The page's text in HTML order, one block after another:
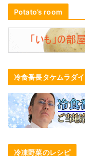
Potato’s room
冷食番長タケムラダ
冷凍野菜のレシピ